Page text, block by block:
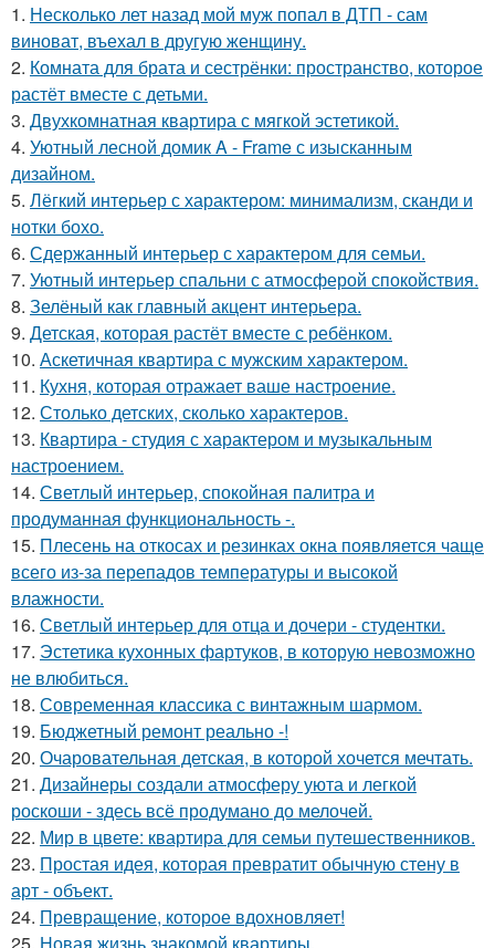
1. Несколько лет назад мой муж попал в ДТП - сам
виноват, въехал в другую женщину.
2. Комната для брата и сестрёнки: пространство, которое
растёт вместе с детьми.
3. Двухкомнатная квартира с мягкой эстетикой.
4. Уютный лесной домик A - Frame с изысканным
дизайном.
5. Лёгкий интерьер с характером: минимализм, сканди и
нотки бохо.
6. Сдержанный интерьер с характером для семьи.
7. Уютный интерьер спальни с атмосферой спокойствия.
8. Зелёный как главный акцент интерьера.
9. Детская, которая растёт вместе с ребёнком.
10. Аскетичная квартира с мужским характером.
11. Кухня, которая отражает ваше настроение.
12. Столько детских, сколько характеров.
13. Квартира - студия с характером и музыкальным
настроением.
14. Светлый интерьер, спокойная палитра и
продуманная функциональность -.
15. Плесень на откосах и резинках окна появляется чаще
всего из-за перепадов температуры и высокой
влажности.
16. Светлый интерьер для отца и дочери - студентки.
17. Эстетика кухонных фартуков, в которую невозможно
не влюбиться.
18. Современная классика с винтажным шармом.
19. Бюджетный ремонт реально -!
20. Очаровательная детская, в которой хочется мечтать.
21. Дизайнеры создали атмосферу уюта и легкой
роскоши - здесь всё продумано до мелочей.
22. Мир в цвете: квартира для семьи путешественников.
23. Простая идея, которая превратит обычную стену в
арт - объект.
24. Превращение, которое вдохновляет!